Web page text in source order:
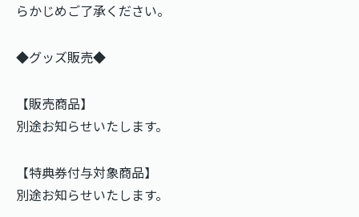
らかじめご了承ください。
◆グッズ販売◆
【販売商品】
別途お知らせいたします。
【特典券付与対象商品】
別途お知らせいたします。